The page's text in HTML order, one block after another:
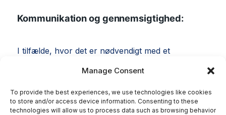
Manage Consent
To provide the best experiences, we use technologies like cookies
to store and/or access device information. Consenting to these
technologies will allow us to process data such as browsing behavior
Kommunikation og gennemsigtighed:
I tilfælde, hvor det er nødvendigt med et
forklaring i Jira-problemet. Det sikrer
gennemsigtighed og klarhed om, hvor meget det